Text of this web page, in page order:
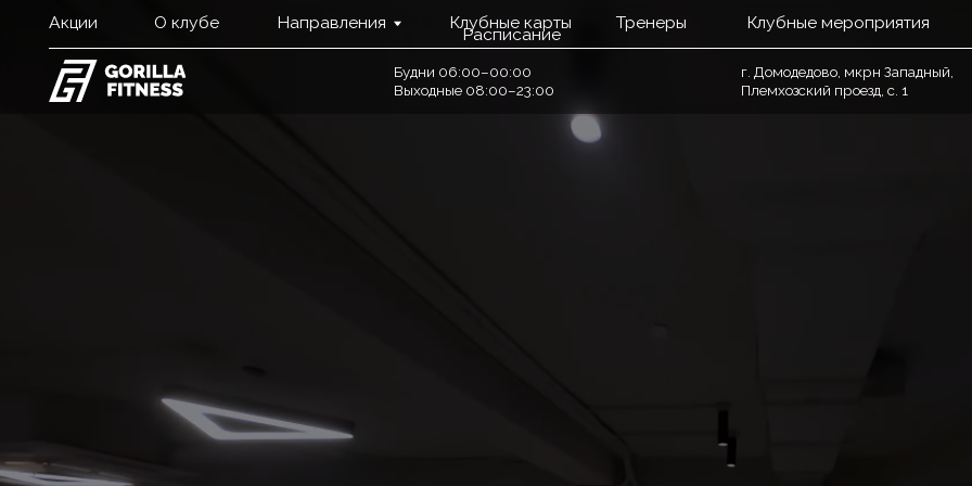
Акции О клубе Направления Тренеры
Клубные карты
Расписание
Клубные мероприятия
г. Домодедово, мкрн Западный,
Племхозский проезд, с. 1
Будни 06:00–00:00
Выходные 08:00–23:00